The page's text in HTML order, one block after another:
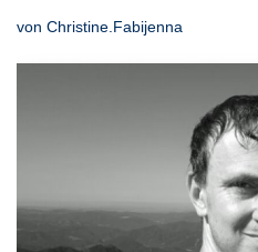
von Christine.Fabijenna